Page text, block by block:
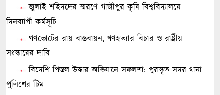
জুলাই শহিদদের স্মরণে গাজীপুর কৃষি বিশ্ববিদ্যালয়ে
দিনব্যাপী কর্মসূচি
গণভোটের রায় বাস্তবায়ন, গণহত্যার বিচার ও রাষ্ট্রীয়
সংস্কারের দাবি
বিদেশি পিস্তল উদ্ধার অভিযানে সফলতা: পুরস্কৃত সদর থানা
পুলিশের টিম